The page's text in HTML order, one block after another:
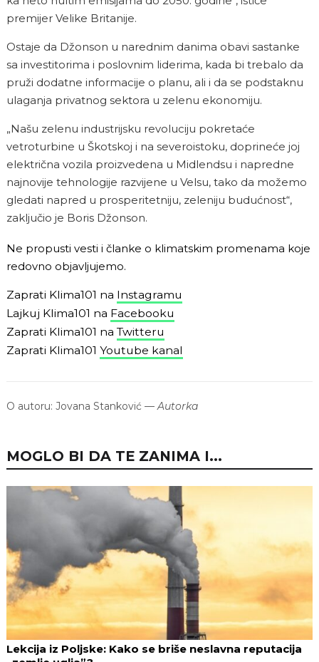
premijer Velike Britanije.
Ostaje da Džonson u narednim danima obavi sastanke
sa investitorima i poslovnim liderima, kada bi trebalo da
pruži dodatne informacije o planu, ali i da se podstaknu
ulaganja privatnog sektora u zelenu ekonomiju.
„Našu zelenu industrijsku revoluciju pokretaće
vetroturbine u Škotskoj i na severoistoku, doprineće joj
električna vozila proizvedena u Midlendsu i napredne
najnovije tehnologije razvijene u Velsu, tako da možemo
gledati napred u prosperitetniju, zeleniju budućnost“,
zaključio je Boris Džonson.
Ne propusti vesti i članke o klimatskim promenama koje
redovno objavljujemo.
Zaprati Klima101 na Instagramu
Lajkuj Klima101 na Facebooku
Zaprati Klima101 na Twitteru
Zaprati Klima101 Youtube kanal
O autoru: Jovana Stanković —Autorka
MOGLO BI DA TE ZANIMA I...
Lekcija iz Poljske: Kako se briše neslavna reputacija